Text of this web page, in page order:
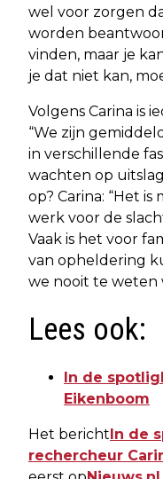
wel voor zorgen
worden
vinden, maar je
je dat niet kan,
Volgens Carina is
“We zijn
in verschillende
wachten op
op? Carina: “Het
werk voor de
Vaak is het voor
van opheldering
we nooit te weten
Lees ook:
In de
Eikenboom
Het berichtIn de
rechercheur